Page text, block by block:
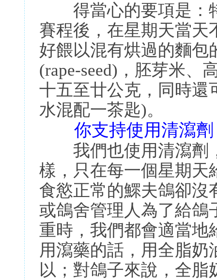
得當心的要項是：
賽程後，在星期天當天
好餵以混有烘過的麵包
(rape-seed)，胚芽米、
十五至廿公克，同時還
水混配一茶匙)。
你支持使用清瀉劑
我們也使用清瀉劑
樣，只在每一個星期天
食慾正常的鰥夫鴿卻沒
或鴿舍管理人為了給鴿
重時，我們都會適當地
用瀉藥的話，用全脂
以；對鴿子來說，全